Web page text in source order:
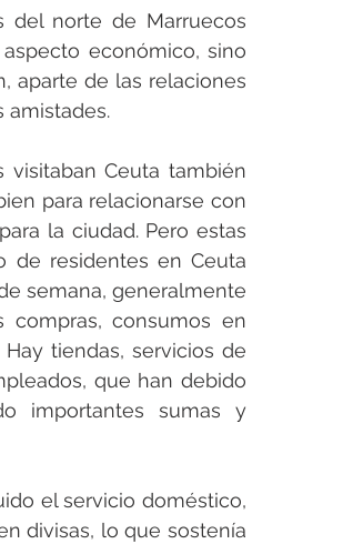
del norte de Marruecos
económico, sino
aparte de las relaciones
amistades.
Ceuta también
para relacionarse con
la ciudad. Pero estas
de residentes en Ceuta
semana, generalmente
consumos en
tiendas, servicios de
que han debido
importantes sumas y
el servicio doméstico,
divisas, lo que sostenía